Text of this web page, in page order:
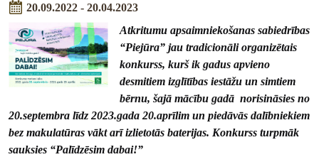
20.09.2022 - 20.04.2023
Atkritumu apsaimniekošanas sabiedrības
“Piejūra” jau tradicionāli organizētais
konkurss, kurš ik gadus apvieno
desmitiem izglītības iestāžu un simtiem
bērnu, šajā mācību gadā norisināsies no
20.septembra līdz 2023.gada 20.aprīlim un piedāvās dalībniekiem
bez makulatūras vākt arī izlietotās baterijas. Konkurss turpmāk
sauksies “Palīdzēsim dabai!”